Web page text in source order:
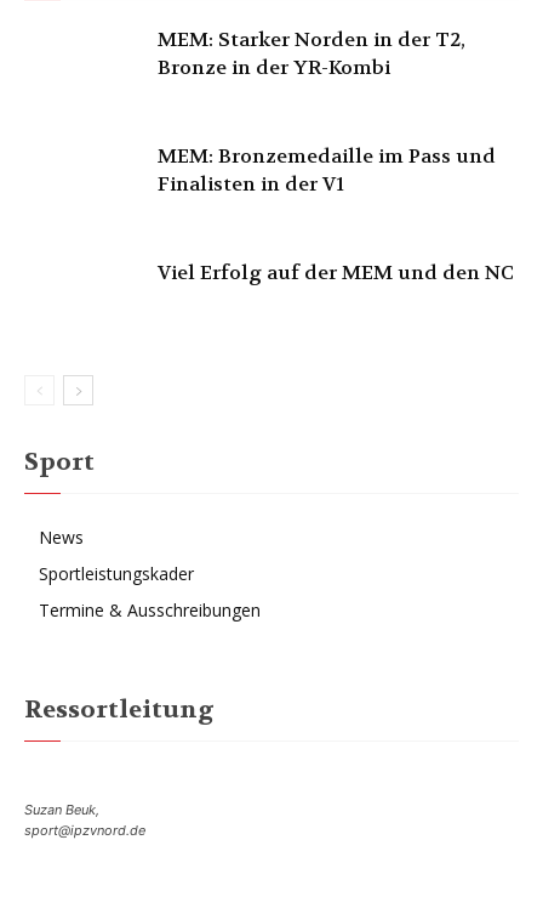
MEM: Starker Norden in der T2,
Bronze in der YR-Kombi
MEM: Bronzemedaille im Pass und
Finalisten in der V1
Viel Erfolg auf der MEM und den NC
Sport
News
Sportleistungskader
Termine & Ausschreibungen
Ressortleitung
Suzan Beuk,
sport@ipzvnord.de